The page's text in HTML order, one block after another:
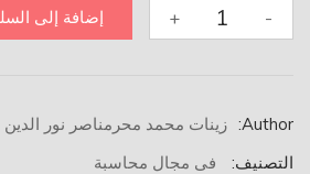
+
المحاسبة
- إضافة إلى
Author: زينات محمد محرمناصر نور
التصنيف:
فى مجال محاسبة